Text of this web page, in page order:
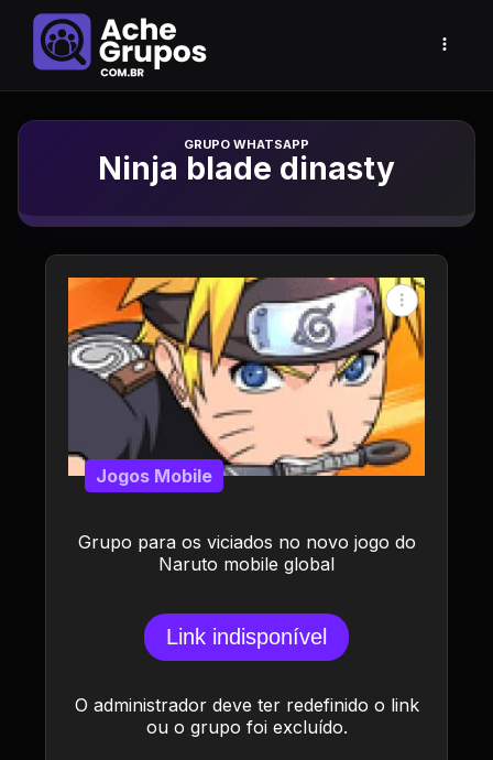
Grupo de Whatsapp
Ninja blade dinasty
Grupo para os viciados no novo jogo do
Naruto mobile global
Jogos Mobile
Link indisponível
O administrador deve ter redefinido o link
ou o grupo foi excluído.